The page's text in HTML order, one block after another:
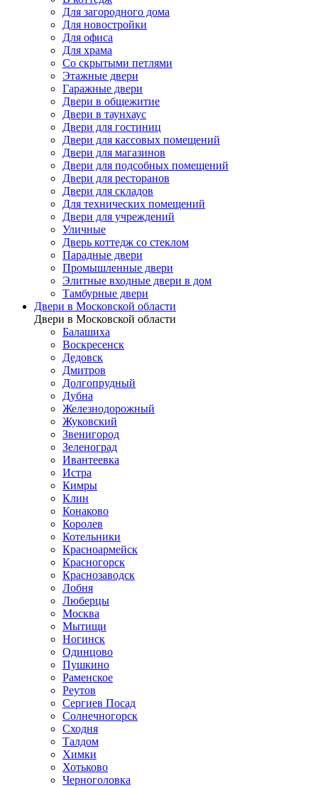
Для загородного дома
Для новостройки
Для офиса
Для храма
Со скрытыми петлями
Этажные двери
Гаражные двери
Двери в общежитие
Двери в таунхаус
Двери для гостиниц
Двери для кассовых помещений
Двери для магазинов
Двери для подсобных помещений
Двери для ресторанов
Двери для складов
Для технических помещений
Двери для учреждений
Уличные
Дверь коттедж со стеклом
Парадные двери
Промышленные двери
Элитные входные двери в дом
Тамбурные двери
Двери в Московской области
Двери в Московской области
Балашиха
Воскресенск
Дедовск
Дмитров
Долгопрудный
Дубна
Железнодорожный
Жуковский
Звенигород
Зеленоград
Ивантеевка
Истра
Кимры
Клин
Конаково
Королев
Котельники
Красноармейск
Красногорск
Краснозаводск
Лобня
Люберцы
Москва
Мытищи
Ногинск
Одинцово
Пушкино
Раменское
Реутов
Сергиев Посад
Солнечногорск
Сходня
Талдом
Химки
Хотьково
Черноголовка